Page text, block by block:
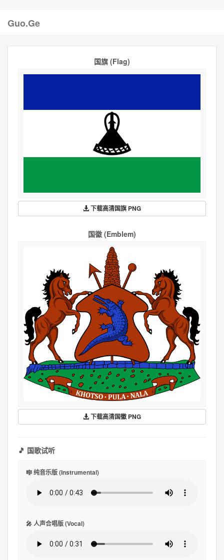
Guo.Ge
国旗 (Flag)
下载高清国旗 PNG
国徽 (Emblem)
下载高清国徽 PNG
🎵 国歌试听
🎼 纯音乐版 (Instrumental)
🎤 人声合唱版 (Vocal)